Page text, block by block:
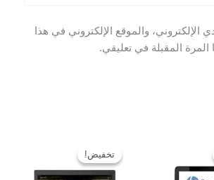
الإلكتروني، والموقع الإلكتروني في هذا
المرة المقبلة في تعليقي.
EGP 5.500,00.
تخفيض!
تخفيض!
هو:
EGP 11.500,00.
EGP 11.000,00.